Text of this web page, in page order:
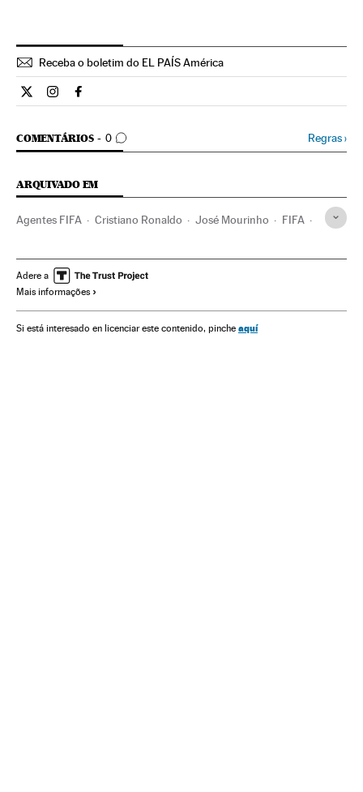
Receba o boletim do EL PAÍS América
Estilo El País Brasil en Twitter
Estilo El País Brasil en Instagram
Estilo El País Brasil en Facebook
COMENTÁRIOS 0
COMENTÁRIOS Regras›
ARQUIVADO EM
Agentes FIFA Cristiano Ronaldo José Mourinho FIFA
Organizações desportivas
Clubes futebol
Champions League 2014/2015 Champions League
Adere a
Mais informações
Si está interesado en licenciar este contenido, pinche aquí